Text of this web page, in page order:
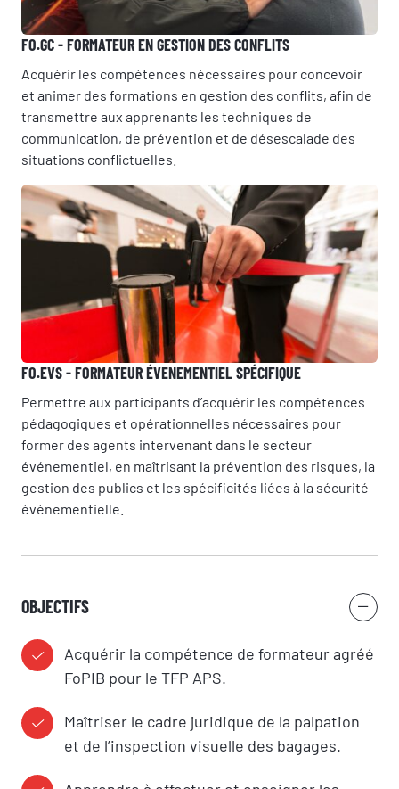
FO.GC - FORMATEUR EN GESTION DES CONFLITS
Acquérir les compétences nécessaires pour concevoir
et animer des formations en gestion des conflits, afin de
transmettre aux apprenants les techniques de
communication, de prévention et de désescalade des
situations conflictuelles.
FO.EVS - FORMATEUR ÉVENEMENTIEL SPÉCIFIQUE
Permettre aux participants d’acquérir les compétences
pédagogiques et opérationnelles nécessaires pour
former des agents intervenant dans le secteur
événementiel, en maîtrisant la prévention des risques, la
gestion des publics et les spécificités liées à la sécurité
événementielle.
OBJECTIFS
Acquérir la compétence de formateur agréé
FoPIB pour le TFP APS.
Maîtriser le cadre juridique de la palpation
et de l’inspection visuelle des bagages.
RÉSERVER UNE SESSION
Prénom
Nom
Numéro de téléphone